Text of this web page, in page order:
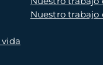
Nuestro trabajo